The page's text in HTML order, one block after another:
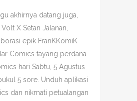
akhirnya datang juga,
X Setan Jalanan,
epik FranKKomiK
Comics tayang perdana
hari Sabtu, 5 Agustus
5 sore. Unduh aplikasi
dan nikmati petualangan